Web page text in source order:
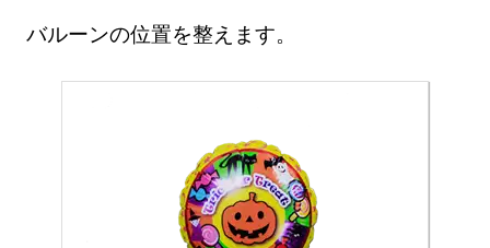
バルーンの位置を整えます。